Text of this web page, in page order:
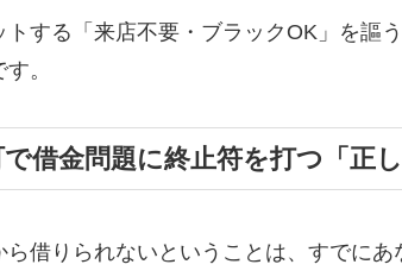
トする「来店不要・ブラックOK」を謳
。
借金問題に終止符を打つ「正し
借りられないということは、すでに